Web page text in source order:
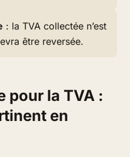
: la TVA collectée n’est
être reversée.
pour la TVA :
en